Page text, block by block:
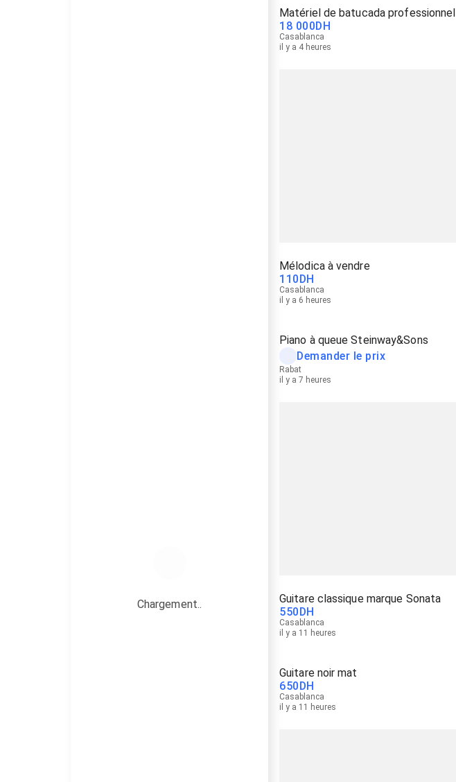
Chargement..
Matériel de batucada professionnel
18 000DH
Casablanca
il y a 4 heures
Mélodica à vendre
110DH
Casablanca
il y a 6 heures
Piano à queue Steinway&Sons
Demander le prix
Rabat
il y a 7 heures
Guitare classique marque Sonata
550DH
Casablanca
il y a 11 heures
Guitare noir mat
650DH
Casablanca
il y a 11 heures